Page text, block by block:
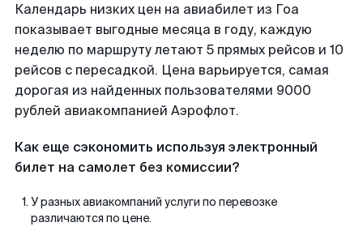
Календарь низких цен на авиабилет из Гоа
показывает выгодные месяца в году, каждую
неделю по маршруту летают 5 прямых рейсов и 10
рейсов с пересадкой. Цена варьируется, самая
дорогая из найденных пользователями 9000
рублей авиакомпанией Аэрофлот.
Как еще сэкономить используя электронный
билет на самолет без комиссии?
У разных авиакомпаний услуги по перевозке
различаются по цене.